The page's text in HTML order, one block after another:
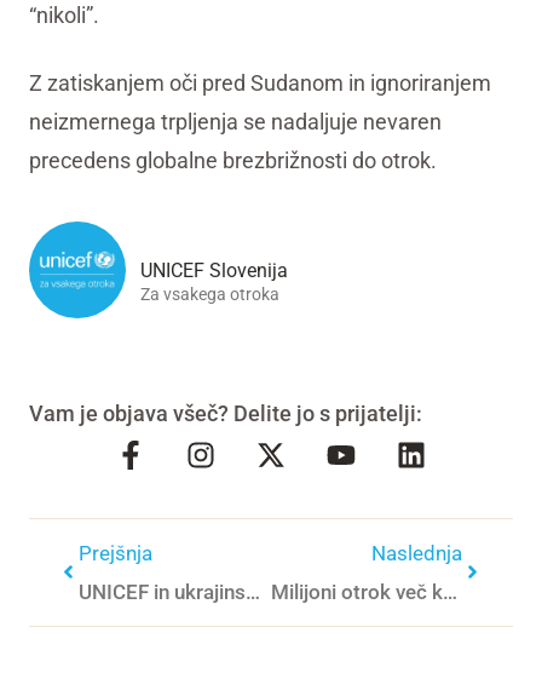
“nikoli”.
Z zatiskanjem oči pred Sudanom in ignoriranjem
neizmernega trpljenja se nadaljuje nevaren
precedens globalne brezbrižnosti do otrok.
UNICEF Slovenija
Za vsakega otroka
Vam je objava všeč? Delite jo s prijatelji:
Prejšnja
UNICEF in ukrajinski šolarji skupaj o pravilni porabi vode
Naslednja
Milijoni otrok več kot polovico leta preživijo na temperaturah nad 35 °C